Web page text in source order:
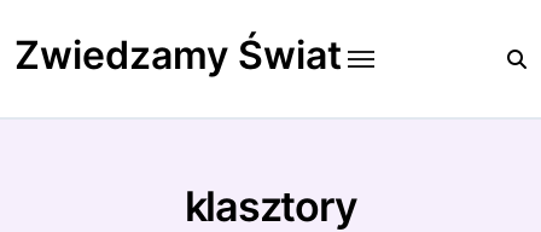
to
content
Zwiedzamy Świat
klasztory